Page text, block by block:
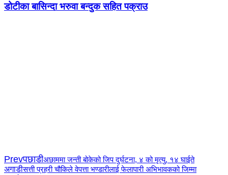
डोटीका बासिन्दा भरुवा बन्दुक सहित पक्राउ
Prevपछाडीअछाममा जन्ती बोकेको जिप दुर्घटना, ४ को मृत्यु, १४ घाईते
अगाडीसत्ती प्रहरी चौकिले वेपत्ता भण्डारीलाई फेलापारी अभिभावकको जिम्मा